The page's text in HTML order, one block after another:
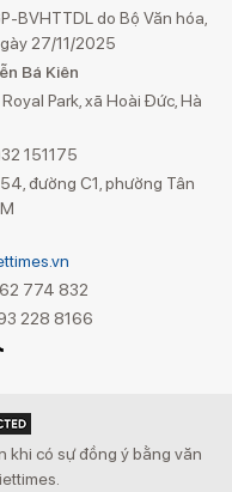
BVHTTDL do Bộ Văn hóa,
27/11/2025
Bá Kiên
Park, xã Hoài Đức, Hà
151175
đường C1, phường Tân
774 832
228 8166
khi có sự đồng ý bằng văn